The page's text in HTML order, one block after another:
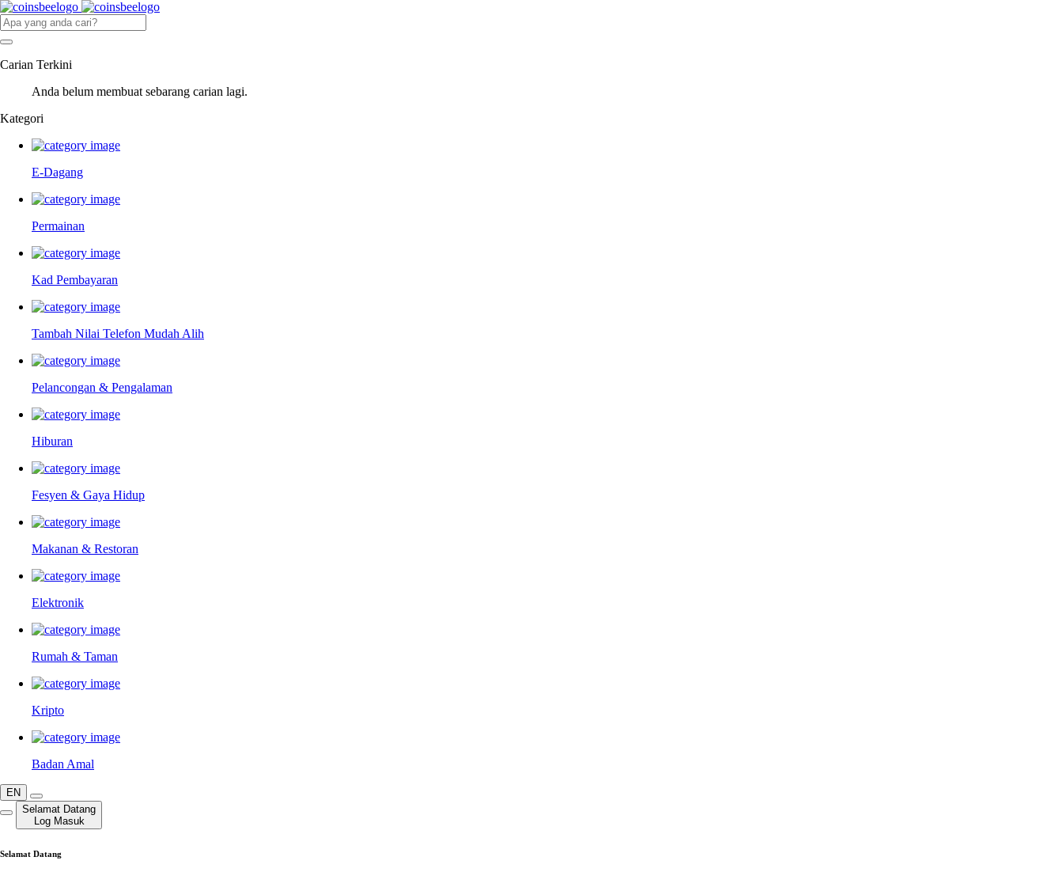
Carian Terkini
Anda belum membuat sebarang carian lagi.
Kategori
E-Dagang
Permainan
Kad Pembayaran
Tambah Nilai Telefon Mudah Alih
Pelancongan & Pengalaman
Hiburan
Fesyen & Gaya Hidup
Makanan & Restoran
Elektronik
Rumah & Taman
Kripto
Badan Amal
EN
Selamat Datang
Log Masuk
Selamat Datang